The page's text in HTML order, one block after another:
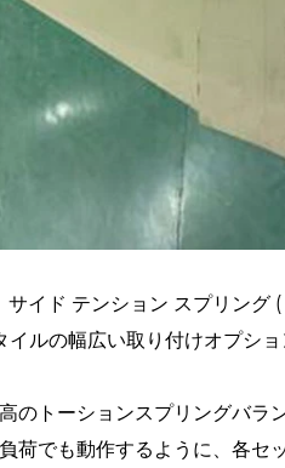
イド テンション スプリング
イルの幅広い取り付けオプショ
のトーションスプリングバ
荷でも動作するように、各セ